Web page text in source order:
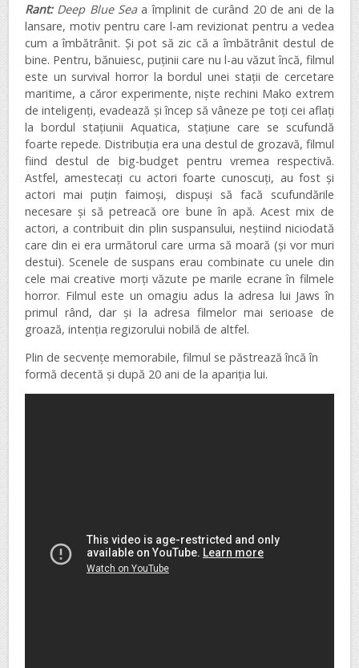
Rant: Deep Blue Seaa împlinit de curând 20 de ani de la
lansare, motiv pentru care l-am revizionat pentru a vedea
cum a îmbătrânit. Și pot să zic că a îmbătrânit destul de
bine. Pentru, bănuiesc, puținii care nu l-au văzut încă, filmul
este un survival horror la bordul unei stații de cercetare
maritime, a căror experimente, niște rechini Mako extrem
de inteligenți, evadează și încep să vâneze pe toți cei aflați
la bordul stațiunii Aquatica, stațiune care se scufundă
foarte repede. Distribuția era una destul de grozavă, filmul
fiind destul de big-budget pentru vremea respectivă.
Astfel, amestecați cu actori foarte cunoscuți, au fost și
actori mai puțin faimoși, dispuși să facă scufundările
necesare și să petreacă ore bune în apă. Acest mix de
actori, a contribuit din plin suspansului, neștiind niciodată
care din ei era următorul care urma să moară (și vor muri
destui). Scenele de suspans erau combinate cu unele din
cele mai creative morți văzute pe marile ecrane în filmele
horror. Filmul este un omagiu adus la adresa lui Jaws în
primul rând, dar și la adresa filmelor mai serioase de
groază, intenția regizorului nobilă de altfel.
Plin de secvențe memorabile, filmul se păstrează încă în
formă decentă și după 20 ani de la apariția lui.